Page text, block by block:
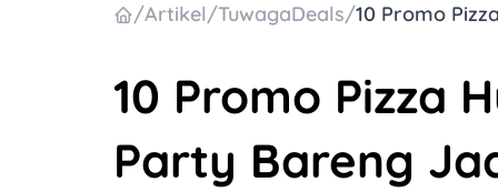
/Artikel/TuwagaDeals/
10 Promo Pizza
Party Bareng